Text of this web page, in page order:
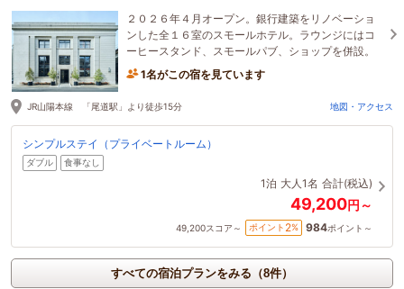
２０２６年４月オープン。銀行建築をリノベーショ
ンした全１６室のスモールホテル。ラウンジにはコ
ーヒースタンド、スモールパブ、ショップを併設。
1名がこの宿を見ています
JR山陽本線 「尾道駅」より徒歩15分 地図・アクセス
シンプルステイ（プライベートルーム）
ダブル 食事なし
1泊 大人1名 合計(税込)
49,200円～
49,200スコア～ ポイント 2% 984ポイント～
すべての宿泊プランをみる（8件）